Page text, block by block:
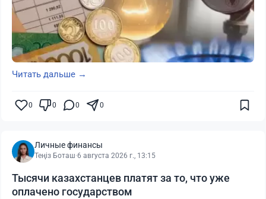
Читать дальше →
0 0 0 0
Личные финансы
Теңіз Боташ·6 августа 2026 г., 13:15
Тысячи казахстанцев платят за то, что уже
оплачено государством